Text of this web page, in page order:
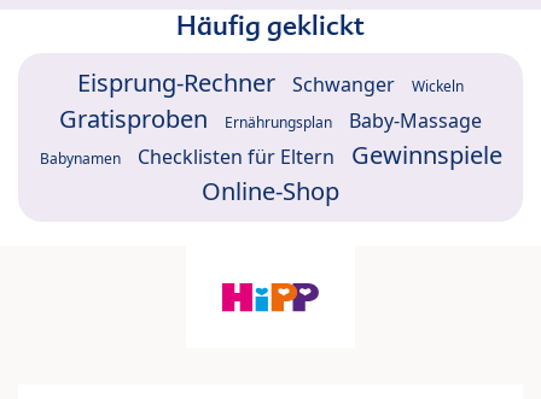
Häufig geklickt
Eisprung-Rechner Schwanger Wickeln
Gratisproben Ernährungsplan Baby-Massage
Babynamen Checklisten für Eltern
Gewinnspiele
Online-Shop